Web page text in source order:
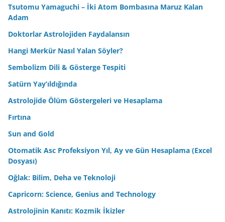
Tsutomu Yamaguchi – İki Atom Bombasına Maruz Kalan
Adam
Doktorlar Astrolojiden Faydalansın
Hangi Merkür Nasıl Yalan Söyler?
Sembolizm Dili & Gösterge Tespiti
Satürn Yay’ıldığında
Astrolojide Ölüm Göstergeleri ve Hesaplama
Fırtına
Sun and Gold
Otomatik Asc Profeksiyon Yıl, Ay ve Gün Hesaplama (Excel
Dosyası)
Oğlak: Bilim, Deha ve Teknoloji
Capricorn: Science, Genius and Technology
Astrolojinin Kanıtı: Kozmik İkizler